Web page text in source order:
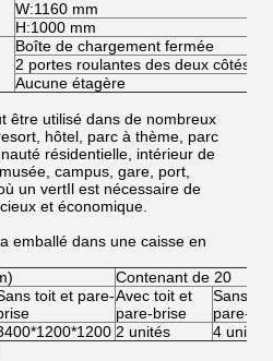
W:1160 mm
H:1000 mm
Boîte de chargement fermée
2 portes roulantes des deux côtés
Aucune étagère
être utilisé dans de nombreux
hôtel, parc à thème, parc
résidentielle, intérieur de
campus, gare, port,
un vertIl est nécessaire de
et économique.
emballé dans une caisse en
Contenant de 20
toit et pare-Avec toit et
pare-brise
Sans
pare-
2 unités 4 unités